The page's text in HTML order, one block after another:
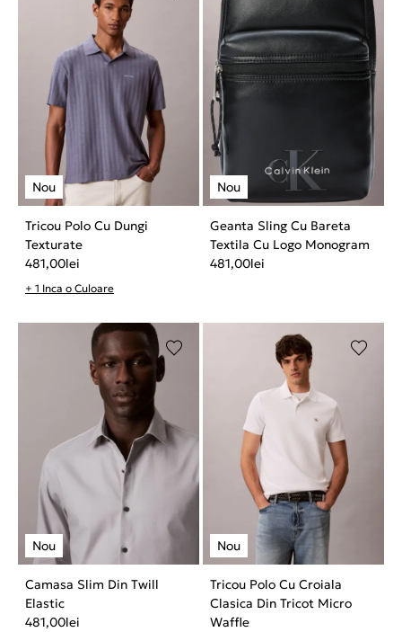
Tricou Polo Cu Dungi
Texturate
481,00lei
+ 1 Inca o Culoare
Geanta Sling Cu Bareta
Textila Cu Logo Monogram
481,00lei
Camasa Slim Din Twill
Elastic
481,00lei
Tricou Polo Cu Croiala
Clasica Din Tricot Micro
Waffle